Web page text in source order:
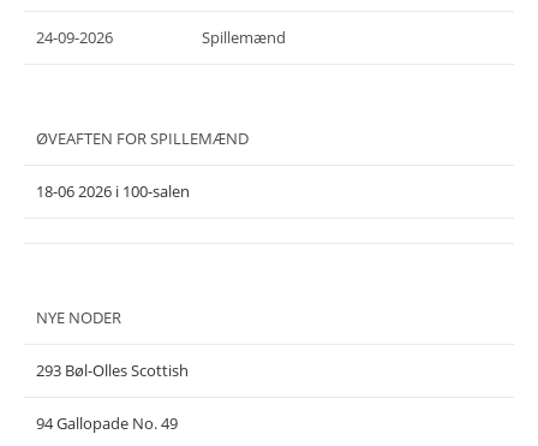
24-09-2026 Spillemænd
ØVEAFTEN FOR SPILLEMÆND
18-06 2026 i 100-salen
NYE NODER
293 Bøl-Olles Scottish
94 Gallopade No. 49